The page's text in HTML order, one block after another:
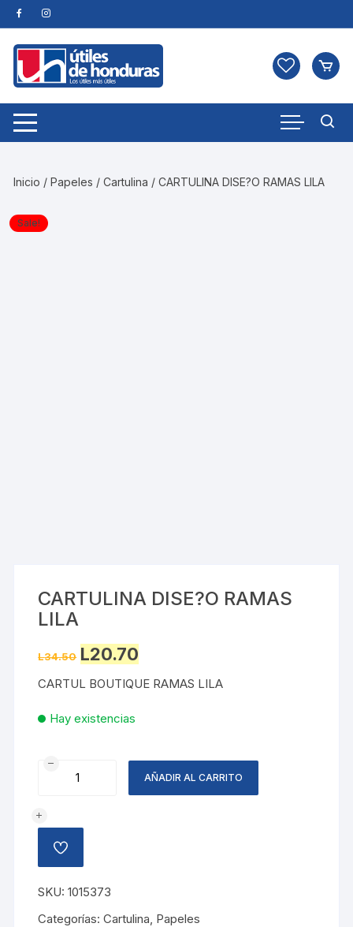
Skip
to
content
Inicio /Papeles /Cartulina / CARTULINA DISE?O RAMAS LILA
Sale!
CARTULINA DISE?O RAMAS
LILA
L34.50 Original
price
L34.50.
L20.70price
L20.70.
CARTUL BOUTIQUE RAMAS LILA
Hay existencias
CARTULINA
RAMAS
LILA
cantidad
AÑADIR AL CARRITO
AÑADIR
A
LISTA
DE
DESEOS
SKU:1015373
Categorías:Cartulina Papeles